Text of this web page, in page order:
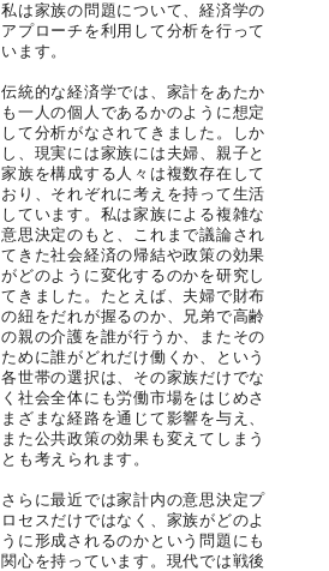
私は家族の問題について、経済学の
アプローチを利用して分析を行って
います。
伝統的な経済学では、家計をあたか
も一人の個人であるかのように想定
して分析がなされてきました。しか
し、現実には家族には夫婦、親子と
家族を構成する人々は複数存在して
おり、それぞれに考えを持って生活
しています。私は家族による複雑な
意思決定のもと、これまで議論され
てきた社会経済の帰結や政策の効果
がどのように変化するのかを研究し
てきました。たとえば、夫婦で財布
の紐をだれが握るのか、兄弟で高齢
の親の介護を誰が行うか、またその
ために誰がどれだけ働くか、という
各世帯の選択は、その家族だけでな
く社会全体にも労働市場をはじめさ
まざまな経路を通じて影響を与え、
また公共政策の効果も変えてしまう
とも考えられます。
さらに最近では家計内の意思決定プ
ロセスだけではなく、家族がどのよ
うに形成されるのかという問題にも
関心を持っています。現代では戦後